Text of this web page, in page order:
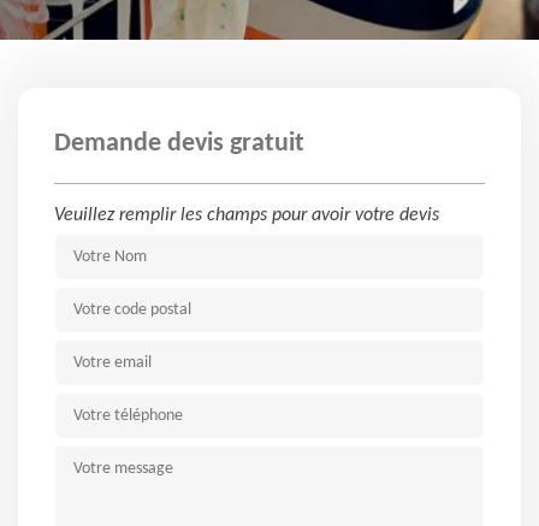
Demande devis gratuit
Veuillez remplir les champs pour avoir votre devis